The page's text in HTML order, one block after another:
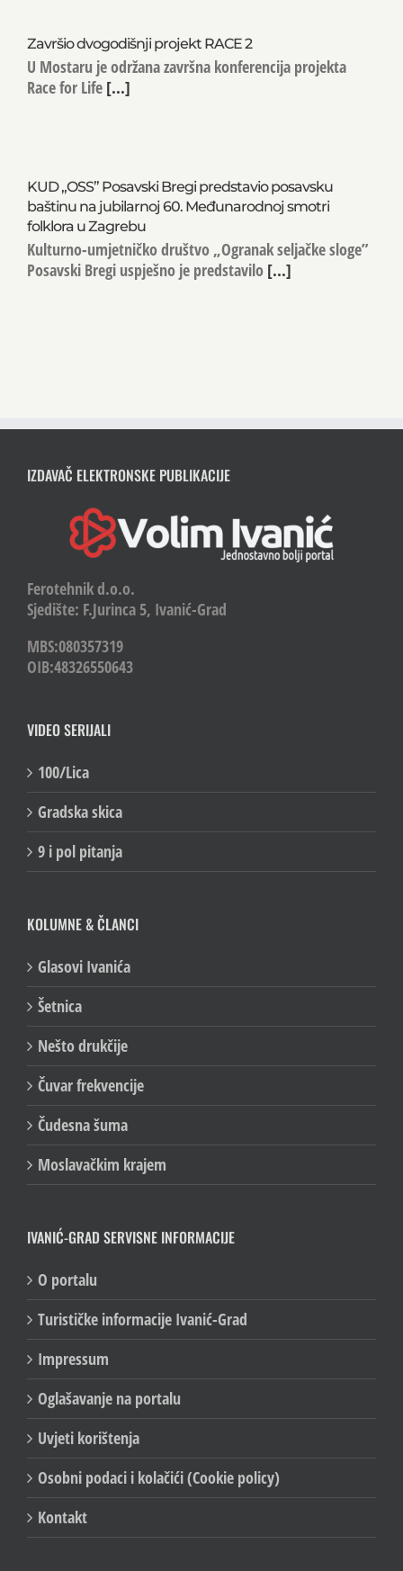
Završio dvogodišnji projekt RACE 2
U Mostaru je održana završna konferencija projekta
Race for Life [...]
KUD „OSS” Posavski Bregi predstavio posavsku
baštinu na jubilarnoj 60. Međunarodnoj smotri
folklora u Zagrebu
Kulturno-umjetničko društvo „Ogranak seljačke sloge”
Posavski Bregi uspješno je predstavilo [...]
IZDAVAČ ELEKTRONSKE PUBLIKACIJE
Ferotehnik d.o.o.
Sjedište: F.Jurinca 5, Ivanić-Grad
MBS:080357319
OIB:48326550643
VIDEO SERIJALI
100/Lica
Gradska skica
9 i pol pitanja
KOLUMNE & ČLANCI
Glasovi Ivanića
Šetnica
Nešto drukčije
Čuvar frekvencije
Čudesna šuma
Moslavačkim krajem
IVANIĆ-GRAD SERVISNE INFORMACIJE
O portalu
Turističke informacije Ivanić-Grad
Impressum
Oglašavanje na portalu
Uvjeti korištenja
Osobni podaci i kolačići (Cookie policy)
Kontakt